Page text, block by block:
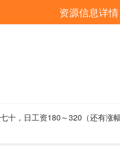
资源信息详情
十，日工资180～320（还有